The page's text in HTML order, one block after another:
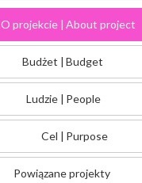
O projekcie | About project
Budżet | Budget
Ludzie | People
Cel | Purpose
Powiązane projekty